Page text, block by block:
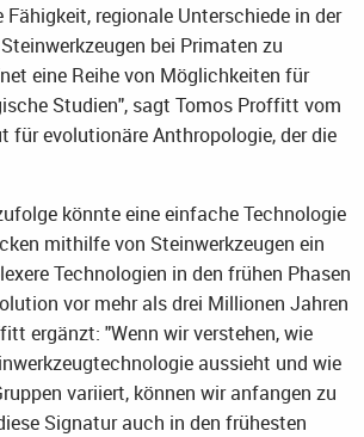
Fähigkeit, regionale Unterschiede in der
bei Primaten zu
eine Reihe von Möglichkeiten für
Studien", sagt Tomos Proffitt vom
für evolutionäre Anthropologie, der die
könnte eine einfache Technologie
mithilfe von Steinwerkzeugen ein
Technologien in den frühen Phasen
vor mehr als drei Millionen Jahren
ergänzt: "Wenn wir verstehen, wie
aussieht und wie
variiert, können wir anfangen zu
Signatur auch in den frühesten